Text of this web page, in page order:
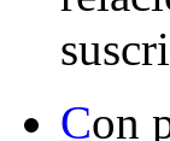
Con